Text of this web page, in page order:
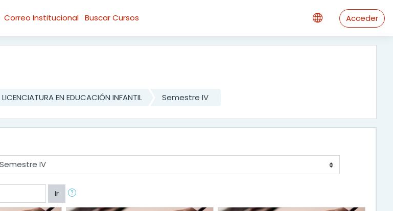
Correo Institucional Buscar Cursos Acceder
LICENCIATURA EN EDUCACIÓN INFANTIL Semestre IV
Ir